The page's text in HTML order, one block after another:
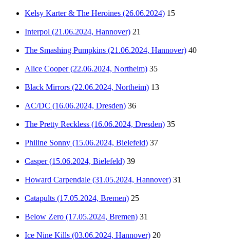
Kelsy Karter & The Heroines (26.06.2024) 15
Interpol (21.06.2024, Hannover) 21
The Smashing Pumpkins (21.06.2024, Hannover) 40
Alice Cooper (22.06.2024, Northeim) 35
Black Mirrors (22.06.2024, Northeim) 13
AC/DC (16.06.2024, Dresden) 36
The Pretty Reckless (16.06.2024, Dresden) 35
Philine Sonny (15.06.2024, Bielefeld) 37
Casper (15.06.2024, Bielefeld) 39
Howard Carpendale (31.05.2024, Hannover) 31
Catapults (17.05.2024, Bremen) 25
Below Zero (17.05.2024, Bremen) 31
Ice Nine Kills (03.06.2024, Hannover) 20